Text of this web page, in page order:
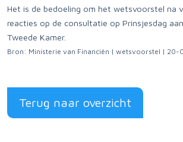
Het is de bedoeling om het wetsvoorstel na
reacties op de consultatie op Prinsjesdag
Tweede Kamer.
Bron: Ministerie van Financiën | wetsvoorstel | 20-
Terug naar overzicht